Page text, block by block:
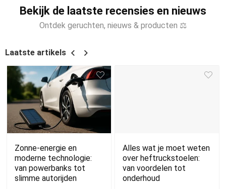
Bekijk de laatste recensies en nieuws
Ontdek geruchten, nieuws & producten ⚖
Laatste artikels
Zonne-energie en
moderne technologie:
van powerbanks tot
slimme autorijden
Alles wat je moet weten
over heftruckstoelen:
van voordelen tot
onderhoud